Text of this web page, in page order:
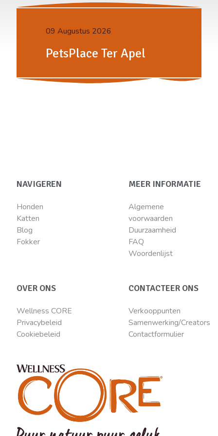
09 Augustus 2026
PetsPlace Ter Apel
NAVIGEREN
Honden
Katten
Blog
Fokker
MEER INFORMATIE
Algemene
voorwaarden
Duurzaamheid
FAQ
Woordenlijst
OVER ONS
Wellness CORE
Privacybeleid
Cookiebeleid
CONTACTEER ONS
Verkooppunten
Samenwerking/Creators
Contactformulier